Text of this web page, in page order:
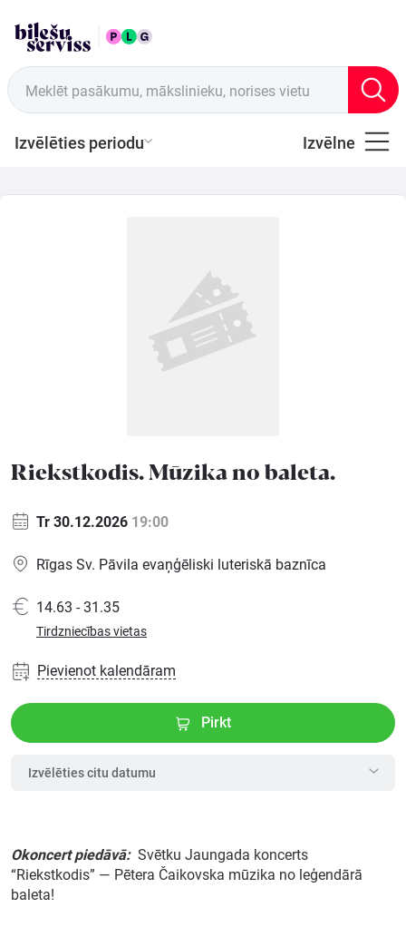
Meklēt pasākumu, mākslinieku, norises vietu
Izvēlēties periodu Izvēlne
LAT Tirdzniecības vietas
Festivāls
Semināri
Dāvanu
kartes
Meklēt kartē
Riekstkodis. Mūzika no baleta.
Tr 30.12.2026 19:00
Rīgas Sv. Pāvila evaņģēliski luteriskā baznīca
14.63 - 31.35
Tirdzniecības vietas
Pievienot kalendāram
Pirkt
Izvēlēties citu datumu
Okoncert piedāvā: Svētku Jaungada koncerts
“Riekstkodis” — Pētera Čaikovska mūzika no leģendārā
baleta!